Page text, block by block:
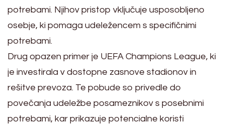
potrebami. Njihov pristop vključuje usposobljeno
osebje, ki pomaga udeležencem s specifičnimi
potrebami.
Drug opazen primer je UEFA Champions League, ki
je investirala v dostopne zasnove stadionov in
rešitve prevoza. Te pobude so privedle do
povečanja udeležbe posameznikov s posebnimi
potrebami, kar prikazuje potencialne koristi